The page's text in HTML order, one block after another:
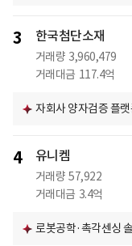
3 한국첨단소재
거래량 3,960,479
거래대금 117.4억
자회사 양자검증 플
4 유니켐
거래량 57,922
거래대금 3.4억
로봇공학·촉각센싱